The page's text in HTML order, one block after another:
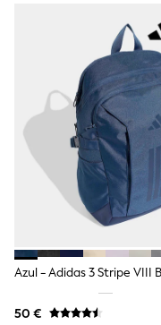
JoJo Maman
Schoolwear
Partywear
Flower Girl
Bridesmaid
All Baby &
New in
Babygrows &
Bodysuits
Sets & Outfits
Rompersuits
Shop All
Hats
A-Z Brands
BOYS
New In
50 - 92cm
98 - 110cm
Azul - Adidas 3 Stripe VIII
50 €